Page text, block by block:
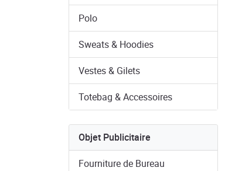
Polo
Sweats & Hoodies
Vestes & Gilets
Totebag & Accessoires
Objet Publicitaire
Fourniture de Bureau